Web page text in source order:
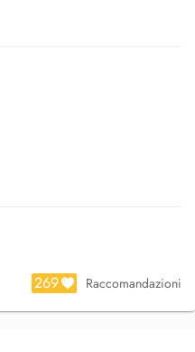
269 Raccomandazioni